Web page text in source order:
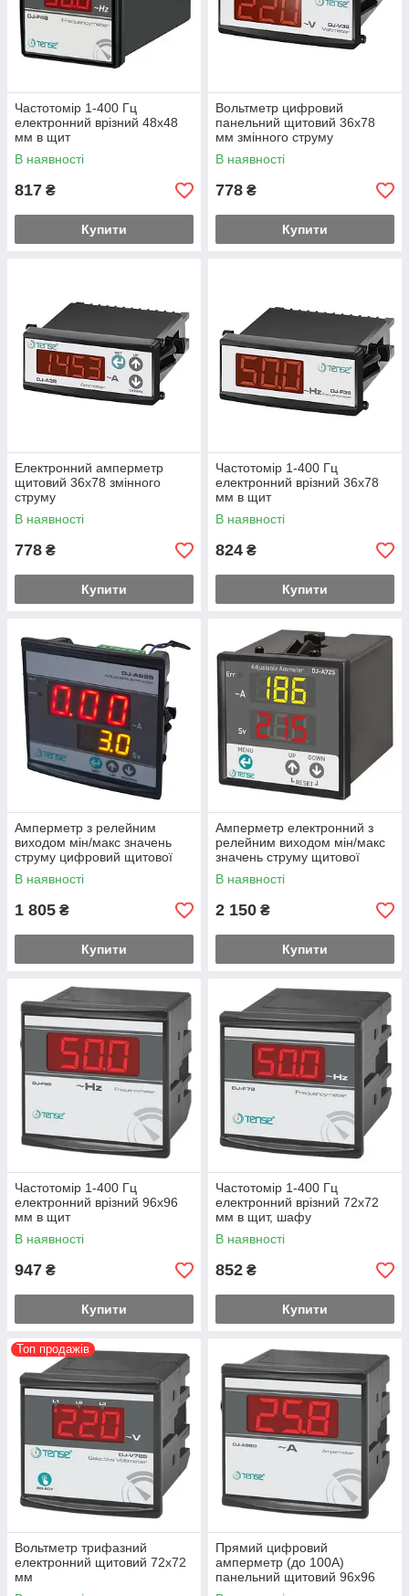
Частотомір 1-400 Гц
електронний врізний 48x48
мм в щит
В наявності
817 ₴
Купити
Вольтметр цифровий
панельний щитовий 36х78
мм змінного струму
В наявності
778 ₴
Купити
Електронний амперметр
щитовий 36х78 змінного
струму
В наявності
778 ₴
Купити
Частотомір 1-400 Гц
електронний врізний 36х78
мм в щит
В наявності
824 ₴
Купити
Амперметр з релейним
виходом мін/макс значень
струму цифровий щитової
панельний 96х96 мм
В наявності
1 805 ₴
Купити
Амперметр електронний з
релейним виходом мін/макс
значень струму щитової
панельний 72х72 мм
В наявності
2 150 ₴
Купити
Частотомір 1-400 Гц
електронний врізний 96х96
мм в щит
В наявності
947 ₴
Купити
Частотомір 1-400 Гц
електронний врізний 72х72
мм в щит, шафу
В наявності
852 ₴
Купити
Топ продажів
Вольтметр трифазний
електронний щитовий 72х72
мм
Прямий цифровий
амперметр (до 100А)
панельний щитовий 96х96
мм